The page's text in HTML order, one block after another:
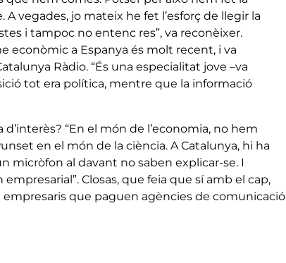
vegades, jo mateix he fet l’esforç de llegir la
i tampoc no entenc res”, va reconèixer.
econòmic a Espanya és molt recent, i va
Ràdio. “És una especialitat jove –va
tot era política, mentre que la informació
“En el món de l’economia, no hem
en el món de la ciència. A Catalunya, hi ha
micròfon al davant no saben explicar-se. I
Closas, que feia que sí amb el cap,
empresaris que paguen agències de comunicació